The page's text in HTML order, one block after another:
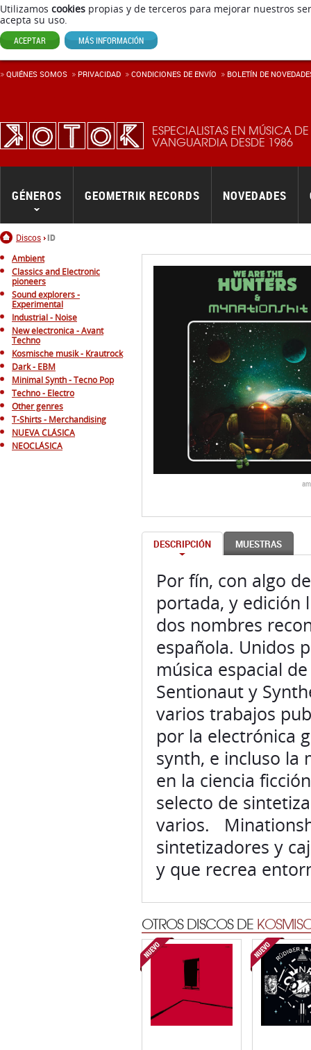
Utilizamos cookies propias y de terceros para mejorar nuestros
acepta su uso.
ACEPTAR MÁS INFORMACIÓN
ESPECIALISTAS EN MÚSICA DE
VANGUARDIA DESDE 1986
Inicio
Discos ID
GÉNEROS GEOMETRIK RECORDS NOVEDADES
QUIÉNES SOMOS PRIVACIDAD CONDICIONES DE ENVÍ­O BOLETÍN DE
Ambient
Classics and Electronic
pioneers
Sound explorers -
Experimental
Industrial - Noise
New electronica - Avant
Techno
Kosmische musik - Krautrock
Dark - EBM
Minimal Synth - Tecno Pop
Techno - Electro
Other genres
T-Shirts - Merchandising
NUEVA CLÁSICA
NEOCLÁSICA
DESCRIPCIÓN MUESTRAS
Por fín, con algo
portada, y edición
dos nombres
española. Unidos
música espacial
Sentionaut y
varios trabajos
por la electrónica
synth, e incluso la
en la ciencia
selecto de
varios.
sintetizadores y
y que recrea
OTROS DISCOS DE